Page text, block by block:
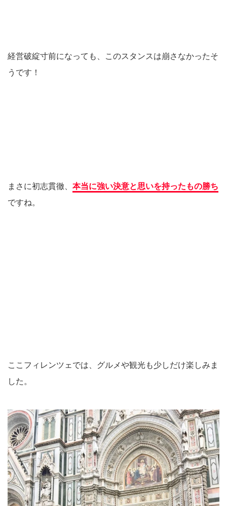
経営破綻寸前になっても、このスタンスは崩さなかったそ
うです！
まさに初志貫徹、 本当に強い決意と思いを持ったもの勝ち
ですね。
ここフィレンツェでは、グルメや観光も少しだけ楽しみま
した。